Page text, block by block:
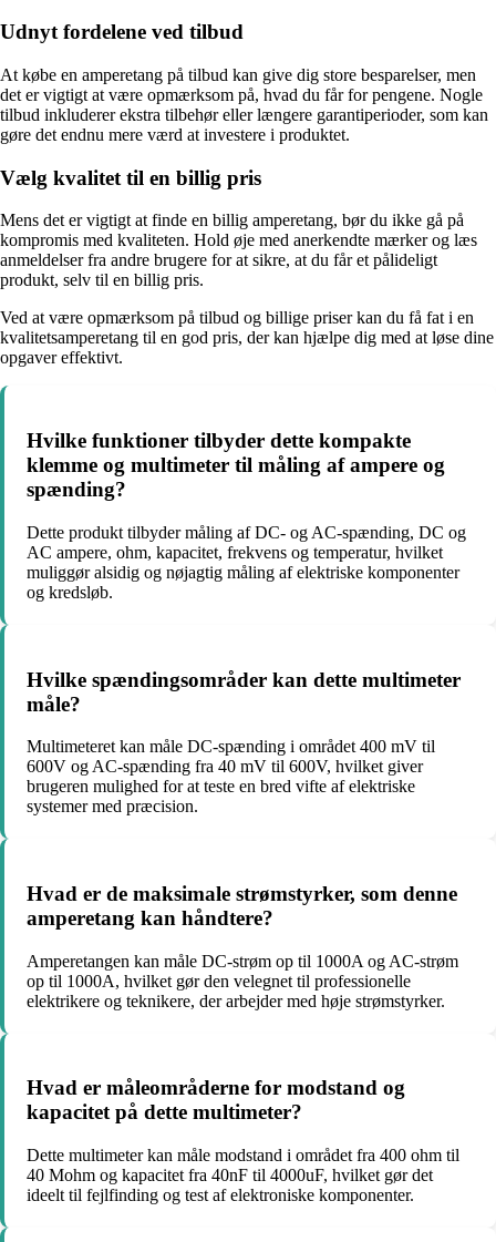
Udnyt fordelene ved tilbud
At købe en amperetang på tilbud kan give dig store besparelser, men
det er vigtigt at være opmærksom på, hvad du får for pengene. Nogle
tilbud inkluderer ekstra tilbehør eller længere garantiperioder, som kan
gøre det endnu mere værd at investere i produktet.
Vælg kvalitet til en billig pris
Mens det er vigtigt at finde en billig amperetang, bør du ikke gå på
kompromis med kvaliteten. Hold øje med anerkendte mærker og læs
anmeldelser fra andre brugere for at sikre, at du får et pålideligt
produkt, selv til en billig pris.
Ved at være opmærksom på tilbud og billige priser kan du få fat i en
kvalitetsamperetang til en god pris, der kan hjælpe dig med at løse dine
opgaver effektivt.
Hvilke funktioner tilbyder dette kompakte
klemme og multimeter til måling af ampere og
spænding?
Dette produkt tilbyder måling af DC- og AC-spænding, DC og
AC ampere, ohm, kapacitet, frekvens og temperatur, hvilket
muliggør alsidig og nøjagtig måling af elektriske komponenter
og kredsløb.
Hvilke spændingsområder kan dette multimeter
måle?
Multimeteret kan måle DC-spænding i området 400 mV til
600V og AC-spænding fra 40 mV til 600V, hvilket giver
brugeren mulighed for at teste en bred vifte af elektriske
systemer med præcision.
Hvad er de maksimale strømstyrker, som denne
amperetang kan håndtere?
Amperetangen kan måle DC-strøm op til 1000A og AC-strøm
op til 1000A, hvilket gør den velegnet til professionelle
elektrikere og teknikere, der arbejder med høje strømstyrker.
Hvad er måleområderne for modstand og
kapacitet på dette multimeter?
Dette multimeter kan måle modstand i området fra 400 ohm til
40 Mohm og kapacitet fra 40nF til 4000uF, hvilket gør det
ideelt til fejlfinding og test af elektroniske komponenter.